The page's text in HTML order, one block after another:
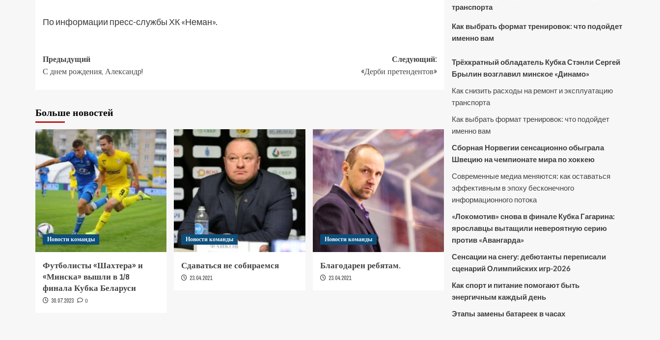
По информации пресс-службы ХК «Неман».
Предыдущий
С днем рождения, Александр!
Следующий:
«Дерби претендентов»
Больше новостей
Новости команды
Футболисты «Шахтера» и
«Минска» вышли в 1/8
финала Кубка Беларуси
30.07.2023 0
Новости команды
Сдаваться не собираемся
23.04.2021
Новости команды
Благодарен ребятам.
23.04.2021
транспорта
Как выбрать формат тренировок: что подойдет
именно вам
Трёхкратный обладатель Кубка Стэнли Сергей
Брылин возглавил минское «Динамо»
Как снизить расходы на ремонт и эксплуатацию
транспорта
Как выбрать формат тренировок: что подойдет
именно вам
Сборная Норвегии сенсационно обыграла
Швецию на чемпионате мира по хоккею
Современные медиа меняются: как оставаться
эффективным в эпоху бесконечного
информационного потока
«Локомотив» снова в финале Кубка Гагарина:
ярославцы вытащили невероятную серию
против «Авангарда»
Сенсации на снегу: дебютанты переписали
сценарий Олимпийских игр-2026
Как спорт и питание помогают быть
энергичным каждый день
Этапы замены батареек в часах